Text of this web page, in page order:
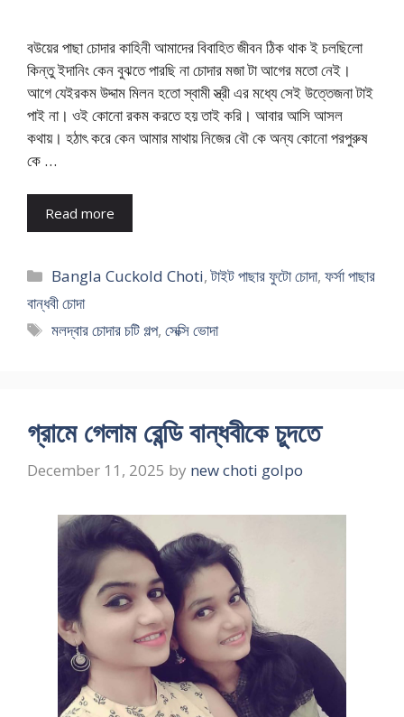
বউয়ের পাছা চোদার কাহিনী আমাদের বিবাহিত জীবন ঠিক থাক ই চলছিলো
কিন্তু ইদানিং কেন বুঝতে পারছি না চোদার মজা টা আগের মতো নেই।
আগে যেইরকম উদ্দাম মিলন হতো স্বামী স্ত্রী এর মধ্যে সেই উত্তেজনা টাই
পাই না। ওই কোনো রকম করতে হয় তাই করি। আবার আসি আসল
কথায়। হঠাৎ করে কেন আমার মাথায় নিজের বৌ কে অন্য কোনো পরপুরুষ
কে …
Read more
Categories
Bangla Cuckold Choti,টাইট পাছার ফুটো চোদা,ফর্সা পাছার
বান্ধবী চোদা
Tags
মলদ্বার চোদার চটি গল্প,সেক্সি ভোদা
গ্রামে গেলাম রেন্ডি বান্ধবীকে চুদতে
December 11, 2025 by new choti golpo